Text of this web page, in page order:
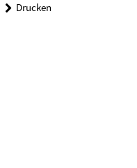
Drucken